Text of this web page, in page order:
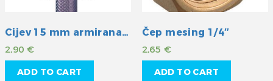
Cijev 15 mm armirana PVC
2,90 €
ADD TO CART
Čep mesing 1/4″
2,65 €
ADD TO CART